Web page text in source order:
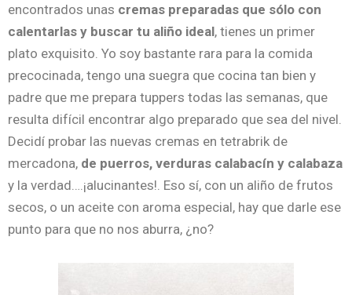
encontrados unas cremas preparadas que sólo con
calentarlas y buscar tu aliño ideal, tienes un primer
plato exquisito. Yo soy bastante rara para la comida
precocinada, tengo una suegra que cocina tan bien y
padre que me prepara tuppers todas las semanas, que
resulta difícil encontrar algo preparado que sea del nivel.
Decidí probar las nuevas cremas en tetrabrik de
mercadona, de puerros, verduras calabacín y calabaza
y la verdad….¡alucinantes!. Eso sí, con un aliño de frutos
secos, o un aceite con aroma especial, hay que darle ese
punto para que no nos aburra, ¿no?